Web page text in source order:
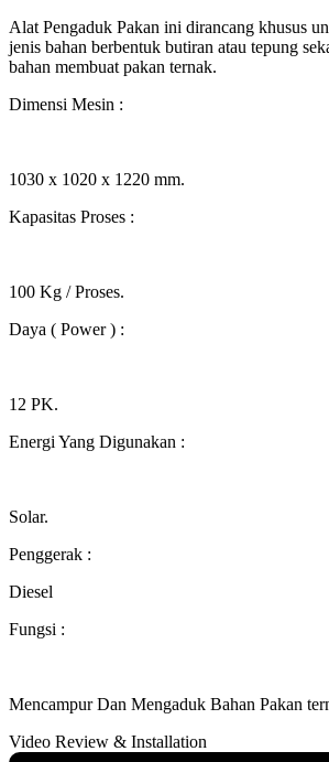
Alat Pengaduk Pakan ini dirancang khusus
jenis bahan berbentuk butiran atau tepung
bahan membuat pakan ternak.
Dimensi Mesin :
1030 x 1020 x 1220 mm.
Kapasitas Proses :
100 Kg / Proses.
Daya ( Power ) :
12 PK.
Energi Yang Digunakan :
Solar.
Penggerak :
Diesel
Fungsi :
Mencampur Dan Mengaduk Bahan Pakan
Video Review & Installation